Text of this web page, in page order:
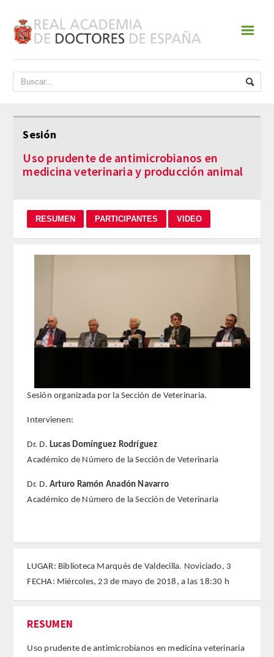
ACADEMIA
DATOS HISTÓRICOS
PRESIDENTES
JUNTA DE GOBIERNO
NORMATIVA
FUNDACIÓN LIBERADE
SECCIONES
TEOLOGÍA
HUMANIDADES
DERECHO
FARMACIA
☰
Sesión
Uso prudente de antimicrobianos en
medicina veterinaria y producción animal
Sesión organizada por la Sección de Veterinaria.
Intervienen:
Dr. D. Lucas Domínguez Rodríguez
Académico de Número de la Sección de Veterinaria
Dr. D. Arturo Ramón Anadón Navarro
Académico de Número de la Sección de Veterinaria
LUGAR: Biblioteca Marqués de Valdecilla. Noviciado, 3
FECHA: Miércoles, 23 de mayo de 2018, a las 18:30 h
RESUMEN
Uso prudente de antimicrobianos en medicina veterinaria